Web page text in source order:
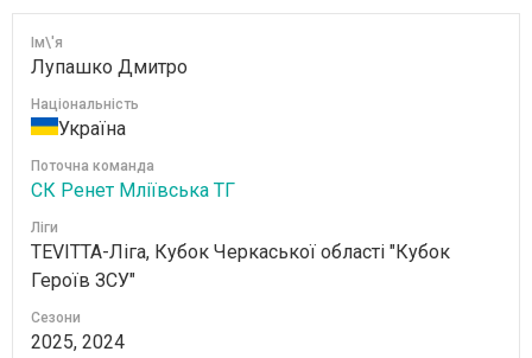
Ім\'я
Лупашко Дмитро
Національність
Україна
Поточна команда
СК Ренет Мліївська ТГ
Ліги
TEVITTA-Ліга, Кубок Черкаської області "Кубок
Героїв ЗСУ"
Сезони
2025, 2024